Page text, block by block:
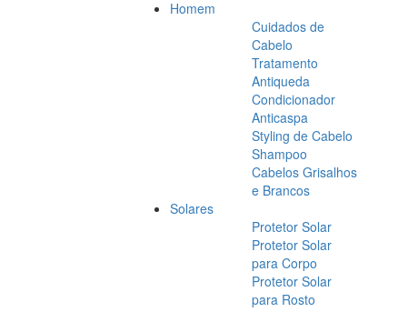
Homem
Cuidados de
Cabelo
Tratamento
Antiqueda
Condicionador
Anticaspa
Styling de Cabelo
Shampoo
Cabelos Grisalhos
e Brancos
Solares
Protetor Solar
Protetor Solar
para Corpo
Protetor Solar
para Rosto